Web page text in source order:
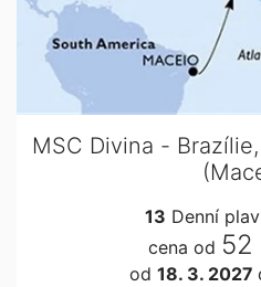
MSC Divina -
13 Denní
cena od 52
od 18. 3. 2027